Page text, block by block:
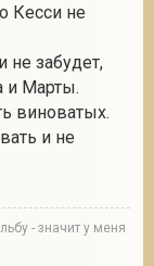
Кесси не
не забудет,
и Марты.
виноватых.
и не
- значит у меня